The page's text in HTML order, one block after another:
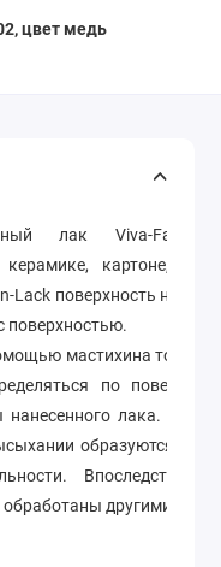
цвет медь
лак Viva-
картоне,
Lack поверхность
поверхностью.
мастихина
по
лака. В тех
образуются
Впоследствии
другими